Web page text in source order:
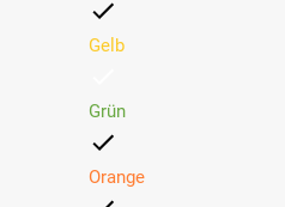
Gelb
Grün
Orange